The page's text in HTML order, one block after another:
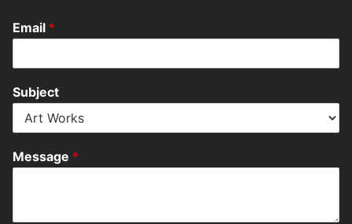
Email *
Subject
Message *